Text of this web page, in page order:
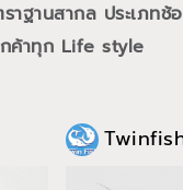
ฐานสากล ประเภท
กค้าทุก Life style